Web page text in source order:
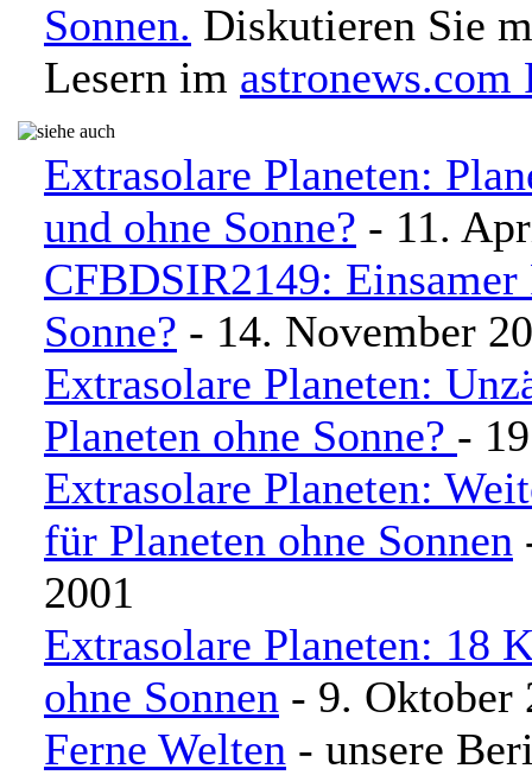
Sonnen. Diskutieren Sie
Lesern im astronews.com
Extrasolare Planeten:
und ohne Sonne? - 11.
CFBDSIR2149: Einsamer
Sonne? - 14. November
Extrasolare Planeten:
Planeten ohne Sonne? -
Extrasolare Planeten:
für Planeten ohne Sonnen
2001
Extrasolare Planeten: 18
ohne Sonnen - 9. Oktober
Ferne Welten - unsere